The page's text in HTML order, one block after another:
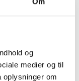
og
medier og til
om
være.
På denne
kan spottes ved